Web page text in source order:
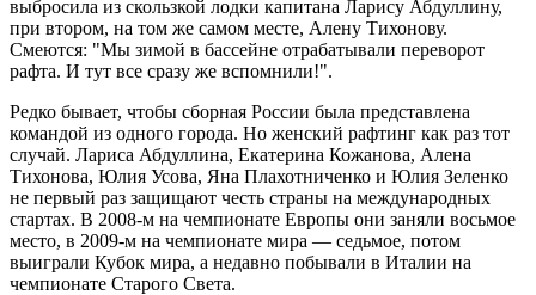
выбросила из скользкой лодки капитана Ларису Абдуллину,
при втором, на том же самом месте, Алену Тихонову.
Смеются: "Мы зимой в бассейне отрабатывали переворот
рафта. И тут все сразу же вспомнили!".
Редко бывает, чтобы сборная России была представлена
командой из одного города. Но женский рафтинг как раз тот
случай. Лариса Абдуллина, Екатерина Кожанова, Алена
Тихонова, Юлия Усова, Яна Плахотниченко и Юлия Зеленко
не первый раз защищают честь страны на международных
стартах. В 2008-м на чемпионате Европы они заняли восьмое
место, в 2009-м на чемпионате мира — седьмое, потом
выиграли Кубок мира, а недавно побывали в Италии на
чемпионате Старого Света.